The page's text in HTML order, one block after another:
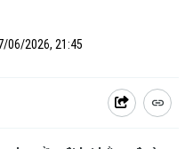
06/2026, 21:45